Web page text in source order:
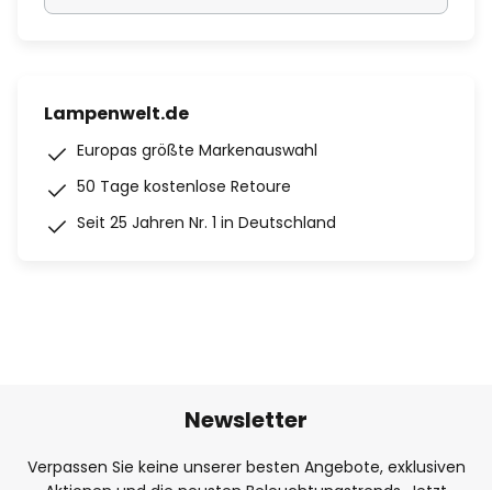
Lampenwelt.de
Europas größte Markenauswahl
50 Tage kostenlose Retoure
Seit 25 Jahren Nr. 1 in Deutschland
Newsletter
Verpassen Sie keine unserer besten Angebote, exklusiven